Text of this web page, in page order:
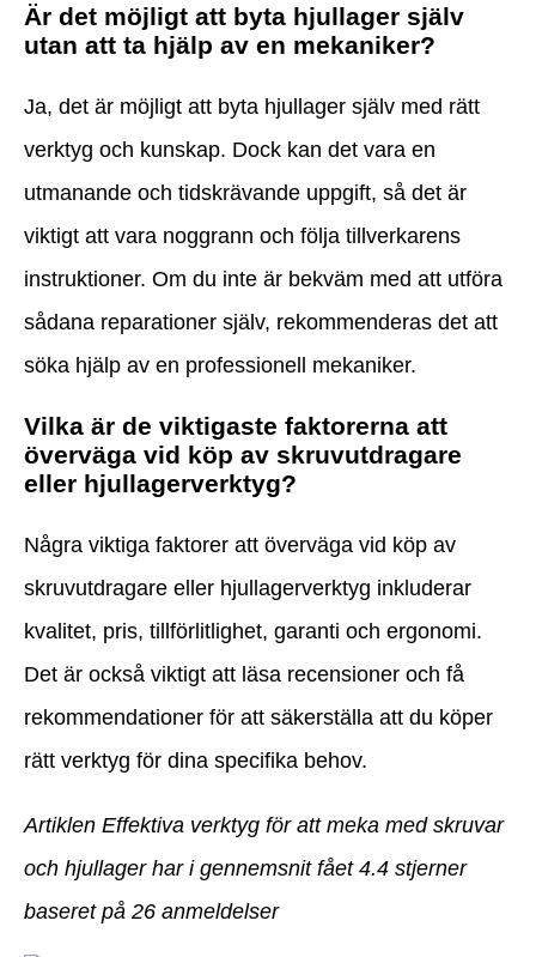
Är det möjligt att byta hjullager själv
utan att ta hjälp av en mekaniker?
Ja, det är möjligt att byta hjullager själv med rätt
verktyg och kunskap. Dock kan det vara en
utmanande och tidskrävande uppgift, så det är
viktigt att vara noggrann och följa tillverkarens
instruktioner. Om du inte är bekväm med att utföra
sådana reparationer själv, rekommenderas det att
söka hjälp av en professionell mekaniker.
Vilka är de viktigaste faktorerna att
överväga vid köp av skruvutdragare
eller hjullagerverktyg?
Några viktiga faktorer att överväga vid köp av
skruvutdragare eller hjullagerverktyg inkluderar
kvalitet, pris, tillförlitlighet, garanti och ergonomi.
Det är också viktigt att läsa recensioner och få
rekommendationer för att säkerställa att du köper
rätt verktyg för dina specifika behov.
Artiklen Effektiva verktyg för att meka med skruvar
och hjullager har i gennemsnit fået 4.4 stjerner
baseret på 26 anmeldelser